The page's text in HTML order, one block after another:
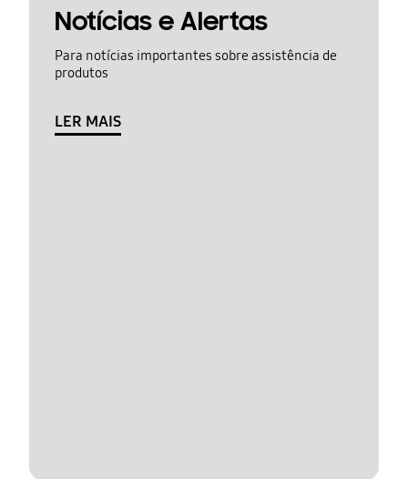
Notícias e Alertas
Para notícias importantes sobre assistência de
produtos
LER MAIS